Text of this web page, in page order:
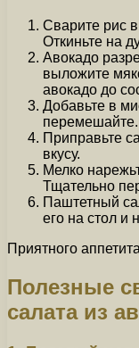
Сварите рис
Откиньте на
Авокадо
выложите
авокадо до
Добавьте в
перемешайте.
Приправьте
вкусу.
Мелко
Тщательно
Паштетный
его на стол и
Приятного
Полезные
салата из